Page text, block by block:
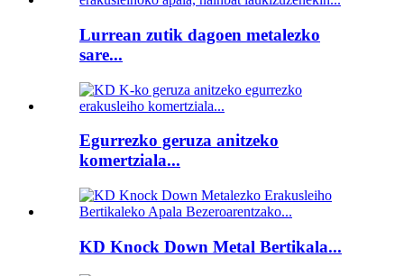
Lurrean zutik dagoen metalezko
sare...
Egurrezko geruza anitzeko
komertziala...
KD Knock Down Metal Bertikala...